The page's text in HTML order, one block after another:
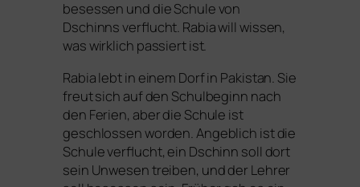
beses­sen und die Schule von
Dschinns ver­flucht. Rabia will wis­sen,
was wirk­lich pas­siert ist.
Rabia lebt in einem Dorf in Pakistan. Sie
freut sich auf den Schulbeginn nach
den Ferien, aber die Schule ist
geschlos­sen wor­den. Angeblich ist die
Schule ver­flucht, ein Dschinn soll dort
sein Unwesen trei­ben, und der Lehrer